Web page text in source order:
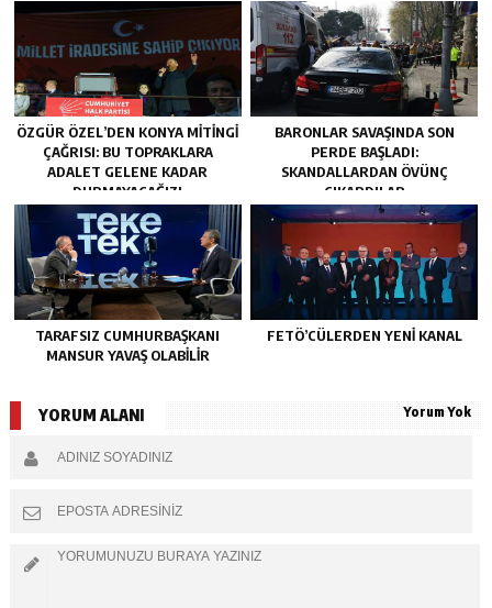
ÖZGÜR ÖZEL’DEN KONYA MITINGI
ÇAĞRISI: BU TOPRAKLARA
ADALET GELENE KADAR
DURMAYACAĞIZ!
BARONLAR SAVAŞINDA SON
PERDE BAŞLADI:
SKANDALLARDAN ÖVÜNÇ
ÇIKARDILAR
TARAFSIZ CUMHURBAŞKANI
MANSUR YAVAŞ OLABİLİR
FETÖ’CÜLERDEN YENI KANAL
YORUM ALANI Yorum Yok